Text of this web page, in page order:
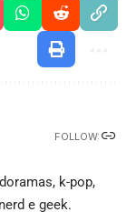
FOLLOW:
k-pop,
e geek.